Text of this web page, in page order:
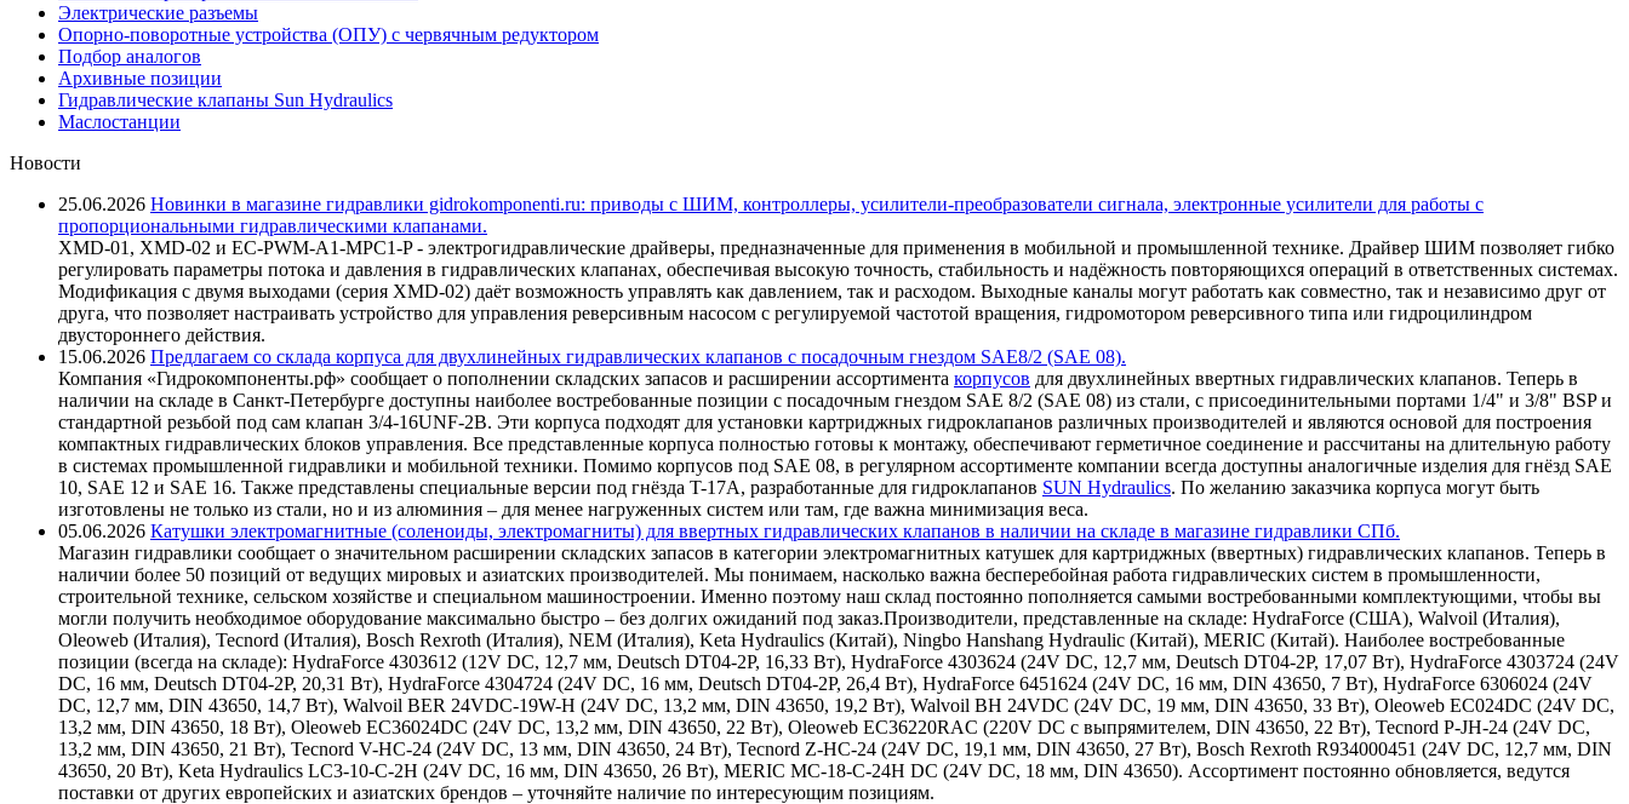
Электрические разъемы
Опорно-поворотные устройства (ОПУ) с червячным редуктором
Подбор аналогов
Архивные позиции
Гидравлические клапаны Sun Hydraulics
Маслостанции
Новости
25.06.2026 Новинки в магазине гидравлики gidrokomponenti.ru: приводы с ШИМ, контроллеры, усилители-преобразователи сигнала, электронные усилители для работы с
пропорциональными гидравлическими клапанами.
XMD-01, XMD-02 и EC-PWM-A1-MPC1-P - электрогидравлические драйверы, предназначенные для применения в мобильной и промышленной технике. Драйвер ШИМ позволяет гибко
регулировать параметры потока и давления в гидравлических клапанах, обеспечивая высокую точность, стабильность и надёжность повторяющихся операций в ответственных системах.
Модификация с двумя выходами (серия XMD-02) даёт возможность управлять как давлением, так и расходом. Выходные каналы могут работать как совместно, так и независимо друг от
друга, что позволяет настраивать устройство для управления реверсивным насосом с регулируемой частотой вращения, гидромотором реверсивного типа или гидроцилиндром
двустороннего действия.
15.06.2026 Предлагаем со склада корпуса для двухлинейных гидравлических клапанов с посадочным гнездом SAE8/2 (SAE 08).
Компания «Гидрокомпоненты.рф» сообщает о пополнении складских запасов и расширении ассортимента корпусов для двухлинейных ввертных гидравлических клапанов. Теперь в
наличии на складе в Санкт-Петербурге доступны наиболее востребованные позиции с посадочным гнездом SAE 8/2 (SAE 08) из стали, с присоединительными портами 1/4" и 3/8" BSP и
стандартной резьбой под сам клапан 3/4-16UNF-2B. Эти корпуса подходят для установки картриджных гидроклапанов различных производителей и являются основой для построения
компактных гидравлических блоков управления. Все представленные корпуса полностью готовы к монтажу, обеспечивают герметичное соединение и рассчитаны на длительную работу
в системах промышленной гидравлики и мобильной техники. Помимо корпусов под SAE 08, в регулярном ассортименте компании всегда доступны аналогичные изделия для гнёзд SAE
10, SAE 12 и SAE 16. Также представлены специальные версии под гнёзда T-17A, разработанные для гидроклапанов SUN Hydraulics. По желанию заказчика корпуса могут быть
изготовлены не только из стали, но и из алюминия – для менее нагруженных систем или там, где важна минимизация веса.
05.06.2026 Катушки электромагнитные (соленоиды, электромагниты) для ввертных гидравлических клапанов в наличии на складе в магазине гидравлики СПб.
Магазин гидравлики сообщает о значительном расширении складских запасов в категории электромагнитных катушек для картриджных (ввертных) гидравлических клапанов. Теперь в
наличии более 50 позиций от ведущих мировых и азиатских производителей. Мы понимаем, насколько важна бесперебойная работа гидравлических систем в промышленности,
строительной технике, сельском хозяйстве и специальном машиностроении. Именно поэтому наш склад постоянно пополняется самыми востребованными комплектующими, чтобы вы
могли получить необходимое оборудование максимально быстро – без долгих ожиданий под заказ.Производители, представленные на складе: HydraForce (США), Walvoil (Италия),
Oleoweb (Италия), Tecnord (Италия), Bosch Rexroth (Италия), NEM (Италия), Keta Hydraulics (Китай), Ningbo Hanshang Hydraulic (Китай), MERIC (Китай). Наиболее востребованные
позиции (всегда на складе): HydraForce 4303612 (12V DC, 12,7 мм, Deutsch DT04-2P, 16,33 Вт), HydraForce 4303624 (24V DC, 12,7 мм, Deutsch DT04-2P, 17,07 Вт), HydraForce 4303724 (24V
DC, 16 мм, Deutsch DT04-2P, 20,31 Вт), HydraForce 4304724 (24V DC, 16 мм, Deutsch DT04-2P, 26,4 Вт), HydraForce 6451624 (24V DC, 16 мм, DIN 43650, 7 Вт), HydraForce 6306024 (24V
DC, 12,7 мм, DIN 43650, 14,7 Вт), Walvoil BER 24VDC-19W-H (24V DC, 13,2 мм, DIN 43650, 19,2 Вт), Walvoil BH 24VDC (24V DC, 19 мм, DIN 43650, 33 Вт), Oleoweb EC024DC (24V DC,
13,2 мм, DIN 43650, 18 Вт), Oleoweb EC36024DC (24V DC, 13,2 мм, DIN 43650, 22 Вт), Oleoweb EC36220RAC (220V DC с выпрямителем, DIN 43650, 22 Вт), Tecnord P-JH-24 (24V DC,
13,2 мм, DIN 43650, 21 Вт), Tecnord V-HC-24 (24V DC, 13 мм, DIN 43650, 24 Вт), Tecnord Z-HC-24 (24V DC, 19,1 мм, DIN 43650, 27 Вт), Bosch Rexroth R934000451 (24V DC, 12,7 мм, DIN
43650, 20 Вт), Keta Hydraulics LC3-10-C-2H (24V DC, 16 мм, DIN 43650, 26 Вт), MERIC MC-18-C-24H DC (24V DC, 18 мм, DIN 43650). Ассортимент постоянно обновляется, ведутся
поставки от других европейских и азиатских брендов – уточняйте наличие по интересующим позициям.